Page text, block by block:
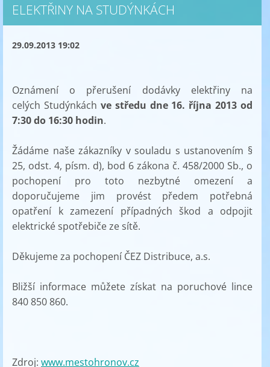
ELEKTŘINY NA STUDÝNKÁCH
29.09.2013 19:02
Oznámení o přerušení dodávky elektřiny na
celých Studýnkách ve středu dne 16. října 2013 od
7:30 do 16:30 hodin.
Žádáme naše zákazníky v souladu s ustanovením §
25, odst. 4, písm. d), bod 6 zákona č. 458/2000 Sb., o
pochopení pro toto nezbytné omezení a
doporučujeme jim provést předem potřebná
opatření k zamezení případných škod a odpojit
elektrické spotřebiče ze sítě.
Děkujeme za pochopení ČEZ Distribuce, a.s.
Bližší informace můžete získat na poruchové lince
840 850 860.
Zdroj: www.mestohronov.cz